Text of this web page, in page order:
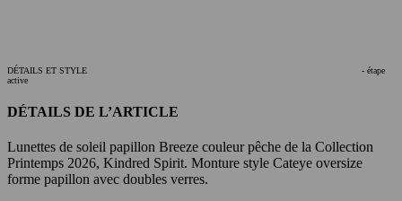
DÉTAILS ET STYLE
- étape
active
DÉTAILS DE L’ARTICLE
Lunettes de soleil papillon Breeze couleur pêche de la Collection
Printemps 2026, Kindred Spirit. Monture style Cateye oversize
forme papillon avec doubles verres.